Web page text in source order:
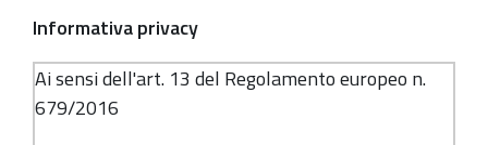
Informativa privacy
Ai sensi dell'art. 13 del Regolamento europeo n.
679/2016